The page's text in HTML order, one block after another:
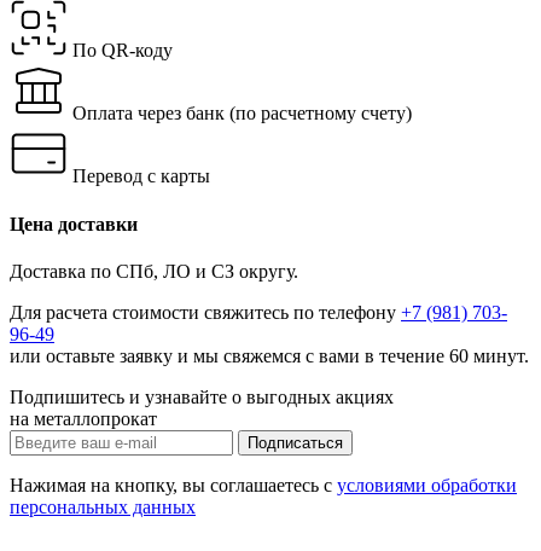
По QR-коду
Оплата через банк (по расчетному счету)
Перевод с карты
Цена доставки
Доставка по СПб, ЛО и СЗ округу.
Для расчета стоимости свяжитесь по телефону +7 (981) 703-
96-49
или оставьте заявку и мы свяжемся с вами в течение 60 минут.
Подпишитесь и узнавайте о выгодных акциях
на металлопрокат
Нажимая на кнопку, вы соглашаетесь с условиями обработки
персональных данных